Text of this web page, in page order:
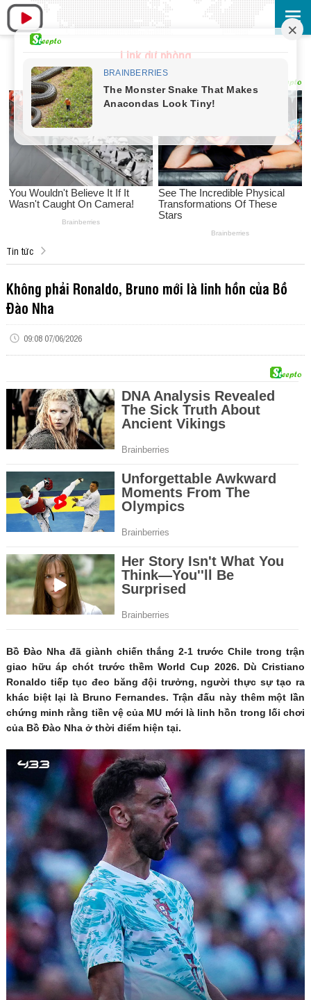
Link dự phòng
Tin tức
Không phải Ronaldo, Bruno mới là linh hồn của Bồ
Đào Nha
09:08 07/06/2026
Bồ Đào Nha đã giành chiến thắng 2-1 trước Chile trong trận
giao hữu áp chót trước thềm World Cup 2026. Dù Cristiano
Ronaldo tiếp tục đeo băng đội trưởng, người thực sự tạo ra
khác biệt lại là Bruno Fernandes. Trận đấu này thêm một lần
chứng minh rằng tiền vệ của MU mới là linh hồn trong lối chơi
của Bồ Đào Nha ở thời điểm hiện tại.